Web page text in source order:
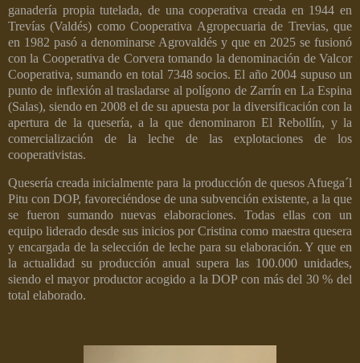
ganadería propia tutelada, de una cooperativa creada en 1944 en
Trevías (Valdés) como Cooperativa Agropecuaria de Trevias, que
en 1982 pasó a denominarse Agrovaldés y que en 2025 se fusionó
con la Cooperativa de Corvera tomando la denominación de Valcor
Cooperativa, sumando en total 7348 socios. El año 2004 supuso un
punto de inflexión al trasladarse al polígono de Zarrín en La Espina
(Salas), siendo en 2008 el de su apuesta por la diversificación con la
apertura de la quesería, a la que denominaron El Rebollín, y la
comercialización de la leche de las explotaciones de los
cooperativistas.
Quesería creada inicialmente para la producción de quesos Afuega´l
Pitu con DOP, favoreciéndose de una subvención existente, a la que
se fueron sumando nuevas elaboraciones. Todas ellas con un
equipo liderado desde sus inicios por Cristina como maestra quesera
y encargada de la selección de leche para su elaboración. Y que en
la actualidad su producción anual supera las 100.000 unidades,
siendo el mayor productor acogido a la DOP con más del 30 % del
total elaborado.